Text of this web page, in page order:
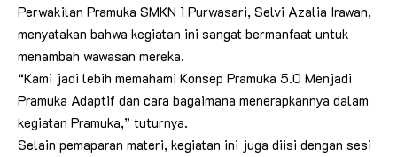
Perwakilan Pramuka SMKN 1 Purwasari, Selvi Azalia Irawan,
menyatakan bahwa kegiatan ini sangat bermanfaat untuk
menambah wawasan mereka.
“Kami jadi lebih memahami Konsep Pramuka 5.0 Menjadi
Pramuka Adaptif dan cara bagaimana menerapkannya dalam
kegiatan Pramuka,” tuturnya.
Selain pemaparan materi, kegiatan ini juga diisi dengan sesi